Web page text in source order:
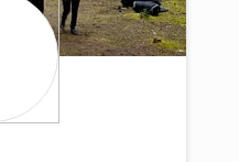
continuidad a
y
local, tener
para la
las